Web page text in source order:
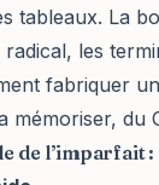
tableaux. La
les
fabriquer
mémoriser, du
de l’imparfait